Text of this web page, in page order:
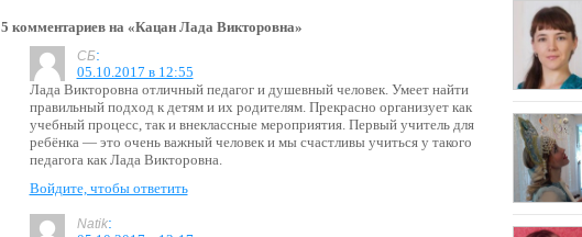
5 комментариев на «Кацан Лада Викторовна»
СБ:
05.10.2017 в 12:55
Лада Викторовна отличный педагог и душевный человек. Умеет найти
правильный подход к детям и их родителям. Прекрасно организует как
учебный процесс, так и внеклассные мероприятия. Первый учитель для
ребёнка — это очень важный человек и мы счастливы учиться у такого
педагога как Лада Викторовна.
Войдите, чтобы ответить
Natik: